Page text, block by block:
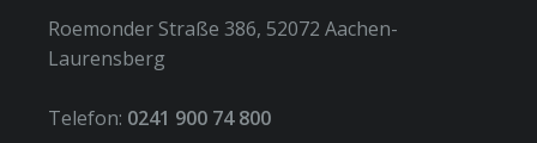
Roemonder Straße 386, 52072 Aachen-
Laurensberg
Telefon: 0241 900 74 800